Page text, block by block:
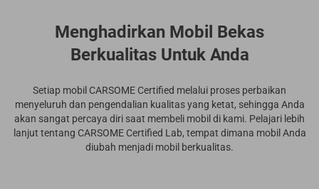
Menghadirkan Mobil Bekas
Berkualitas Untuk Anda
Setiap mobil CARSOME Certified melalui proses perbaikan
menyeluruh dan pengendalian kualitas yang ketat, sehingga Anda
akan sangat percaya diri saat membeli mobil di kami. Pelajari lebih
lanjut tentang CARSOME Certified Lab, tempat dimana mobil Anda
diubah menjadi mobil berkualitas.